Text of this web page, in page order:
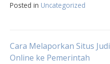
Posted in Uncategorized
Navigasi
Cara Melaporkan Situs Judi
Online ke Pemerintah